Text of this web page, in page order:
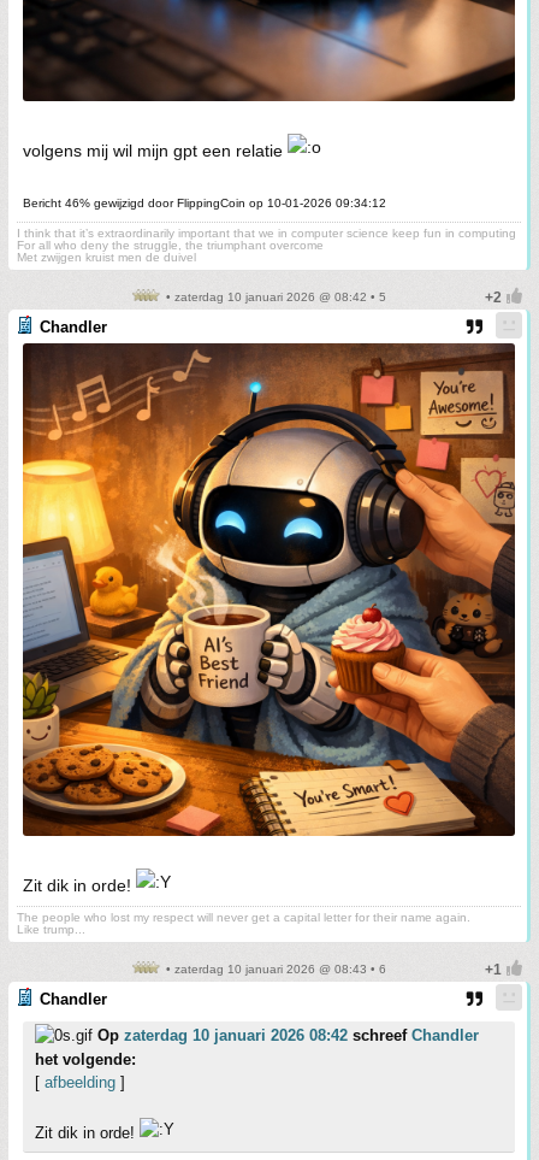
volgens mij wil mijn gpt een relatie
Bericht 46% gewijzigd door FlippingCoin op 10-01-2026 09:34:12
I think that it’s extraordinarily important that we in computer science keep fun in computing
For all who deny the struggle, the triumphant overcome
Met zwijgen kruist men de duivel
• zaterdag 10 januari 2026 @ 08:42 • 5
Chandler
Zit dik in orde!
The people who lost my respect will never get a capital letter for their name again.
Like trump...
• zaterdag 10 januari 2026 @ 08:43 • 6
Chandler
Op zaterdag 10 januari 2026 08:42 schreef Chandler
het volgende:
[ afbeelding ]
Zit dik in orde!